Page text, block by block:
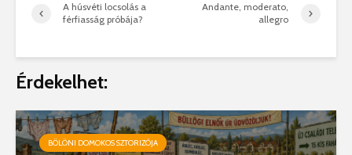
A húsvéti locsolás a
férfiasság próbája?
Andante, moderato,
allegro
Érdekelhet:
BÖLÖNI DOMOKOS SZTORIZÓJA